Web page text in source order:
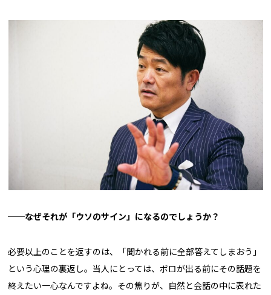
──なぜそれが「ウソのサイン」になるのでしょうか？
必要以上のことを返すのは、「聞かれる前に全部答えてしまおう」
という心理の裏返し。当人にとっては、ボロが出る前にその話題を
終えたい一心なんですよね。その焦りが、自然と会話の中に表れた